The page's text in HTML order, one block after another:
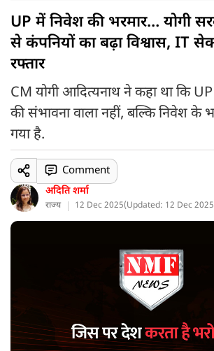
UP में निवेश की भरमार… योगी
से कंपनियों का बढ़ा विश्वास, IT
रफ्तार
CM योगी आदित्यनाथ ने कहा था कि
की संभावना वाला नहीं, बल्कि निवेश के
गया है.
अदिति शर्मा
राज्य 12 Dec 2025(Updated: 12 Dec 2025
Comment